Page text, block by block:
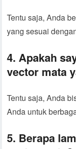
Tentu saja, Anda
yang sesuai
4. Apakah
vector mata
Tentu saja, Anda
Anda untuk
5. Berapa